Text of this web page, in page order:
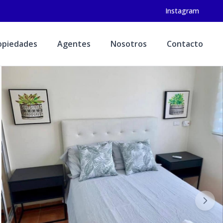
Instagram
Agentes Nosotros Contacto